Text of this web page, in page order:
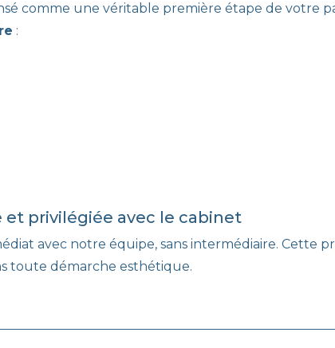
comme une véritable première étape de votre
:
privilégiée avec le cabinet
avec notre équipe, sans intermédiaire. Cette
toute démarche esthétique.